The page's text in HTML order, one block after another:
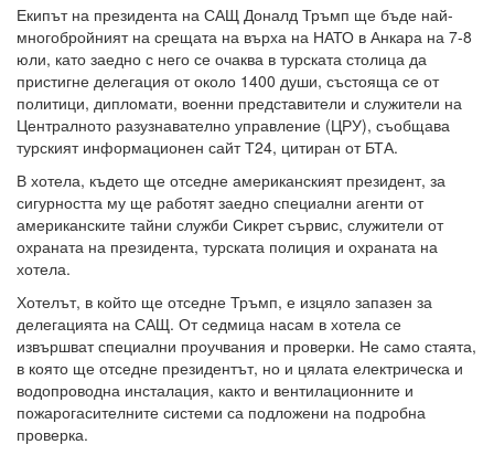
Екипът на президента на САЩ Доналд Тръмп ще бъде най-
многобройният на срещата на върха на НАТО в Анкара на 7-8
юли, като заедно с него се очаква в турската столица да
пристигне делегация от около 1400 души, състояща се от
политици, дипломати, военни представители и служители на
Централното разузнавателно управление (ЦРУ), съобщава
турският информационен сайт Т24, цитиран от БТА.
В хотела, където ще отседне американският президент, за
сигурността му ще работят заедно специални агенти от
американските тайни служби Сикрет сървис, служители от
охраната на президента, турската полиция и охраната на
хотела.
Хотелът, в който ще отседне Тръмп, е изцяло запазен за
делегацията на САЩ. От седмица насам в хотела се
извършват специални проучвания и проверки. Не само стаята,
в която ще отседне президентът, но и цялата електрическа и
водопроводна инсталация, както и вентилационните и
пожарогасителните системи са подложени на подробна
проверка.